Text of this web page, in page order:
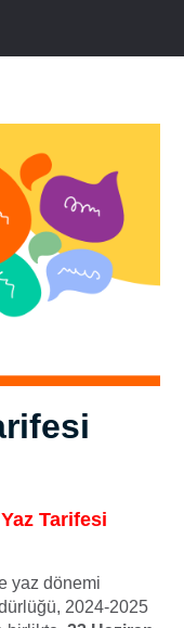
Tarifesi
yaz dönemi
2024-2025